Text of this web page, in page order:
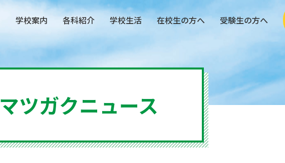
学校案内 各科紹介 学校生活 在校生の方へ 受験生の方へ
マツガクニュース